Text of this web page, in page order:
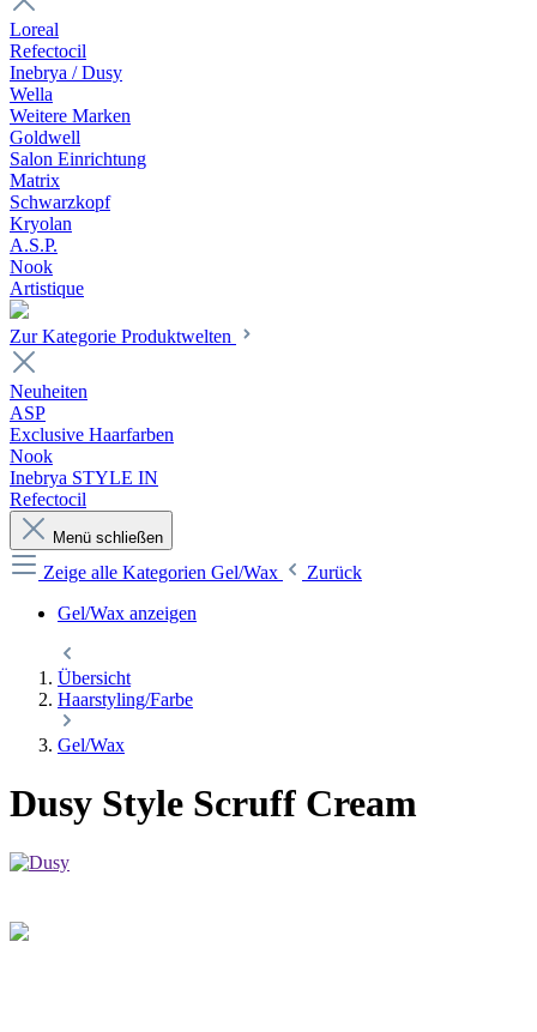
Loreal
Refectocil
Inebrya / Dusy
Wella
Weitere Marken
Goldwell
Salon Einrichtung
Matrix
Schwarzkopf
Kryolan
A.S.P.
Nook
Artistique
Zur Kategorie Produktwelten
Neuheiten
ASP
Exclusive Haarfarben
Nook
Inebrya STYLE IN
Refectocil
Menü schließen
Zeige alle Kategorien Gel/Wax
Zurück
Gel/Wax anzeigen
Übersicht
Haarstyling/Farbe
Gel/Wax
Dusy Style Scruff Cream